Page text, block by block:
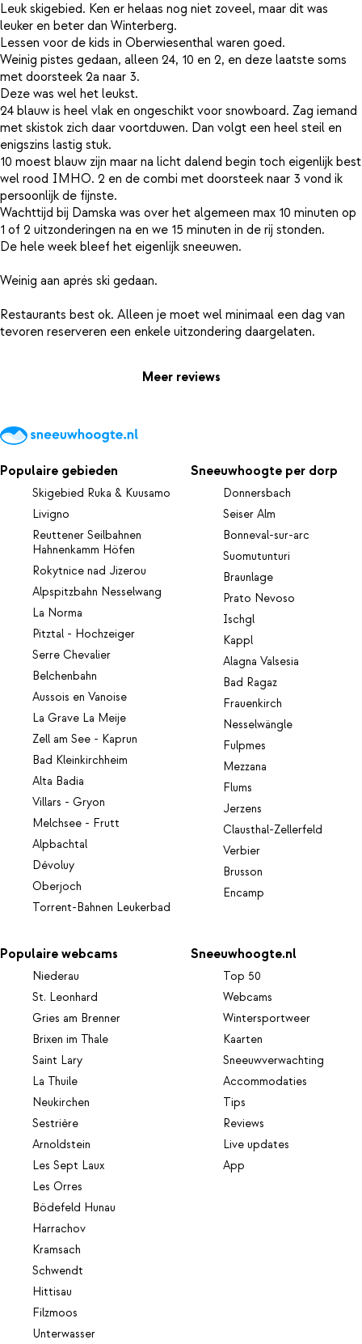
Leuk skigebied. Ken er helaas nog niet zoveel, maar dit was
leuker en beter dan Winterberg.
Lessen voor de kids in Oberwiesenthal waren goed.
Weinig pistes gedaan, alleen 24, 10 en 2, en deze laatste soms
met doorsteek 2a naar 3.
Deze was wel het leukst.
24 blauw is heel vlak en ongeschikt voor snowboard. Zag iemand
met skistok zich daar voortduwen. Dan volgt een heel steil en
enigszins lastig stuk.
10 moest blauw zijn maar na licht dalend begin toch eigenlijk best
wel rood IMHO. 2 en de combi met doorsteek naar 3 vond ik
persoonlijk de fijnste.
Wachttijd bij Damska was over het algemeen max 10 minuten op
1 of 2 uitzonderingen na en we 15 minuten in de rij stonden.
De hele week bleef het eigenlijk sneeuwen.
Weinig aan aprės ski gedaan.
Restaurants best ok. Alleen je moet wel minimaal een dag van
Meer reviews
Populaire gebieden
Skigebied Ruka & Kuusamo
Livigno
Reuttener Seilbahnen
Hahnenkamm Höfen
Rokytnice nad Jizerou
Alpspitzbahn Nesselwang
La Norma
Pitztal - Hochzeiger
Serre Chevalier
Belchenbahn
Aussois en Vanoise
La Grave La Meije
Zell am See - Kaprun
Bad Kleinkirchheim
Alta Badia
Villars - Gryon
Melchsee - Frutt
Alpbachtal
Dévoluy
Oberjoch
Torrent-Bahnen Leukerbad
Sneeuwhoogte per dorp
Donnersbach
Seiser Alm
Bonneval-sur-arc
Suomutunturi
Braunlage
Prato Nevoso
Ischgl
Kappl
Alagna Valsesia
Bad Ragaz
Frauenkirch
Nesselwängle
Fulpmes
Mezzana
Flums
Jerzens
Clausthal-Zellerfeld
Verbier
Brusson
Encamp
Populaire webcams
Niederau
St. Leonhard
Gries am Brenner
Brixen im Thale
Saint Lary
La Thuile
Neukirchen
Sestrière
Arnoldstein
Les Sept Laux
Les Orres
Bödefeld Hunau
Harrachov
Kramsach
Schwendt
Hittisau
Filzmoos
Unterwasser
Sneeuwhoogte.nl
Top 50
Webcams
Wintersportweer
Kaarten
Sneeuwverwachting
Accommodaties
Tips
Reviews
Live updates
App